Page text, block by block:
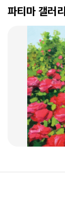
2026. 01. 07
암환자의 관리 -
2026. 01. 02
대구파티마병원,
2026.07.29
우성진 동구청장,
2026.07.28
대구파티마병원,
노트북 기증 받아
2026.07.27
대구파티마병원,
파티마 갤러리